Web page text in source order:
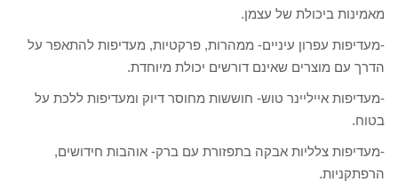
מאמינות ביכולת של עצמן.
-מעדיפות עפרון עיניים- ממהרות, פרקטיות, מעדיפות להתאפר על
הדרך עם מוצרים שאינם דורשים יכולת מיוחדת.
-מעדיפות אייליינר טוש- חוששות מחוסר דיוק ומעדיפות ללכת על
בטוח.
-מעדיפות צלליות אבקה בתפזורת עם ברק- אוהבות חידושים,
הרפתקניות.